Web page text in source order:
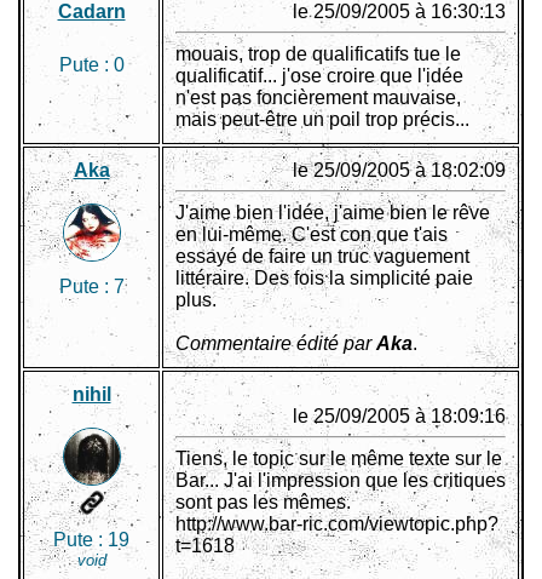
Cadarn
Pute : 0
le 25/09/2005 à 16:30:13
mouais, trop de qualificatifs tue le
qualificatif... j'ose croire que l'idée
n'est pas foncièrement mauvaise,
mais peut-être un poil trop précis...
Aka
Pute : 7
le 25/09/2005 à 18:02:09
J'aime bien l'idée, j'aime bien le rêve
en lui-même. C'est con que t'ais
essayé de faire un truc vaguement
littéraire. Des fois la simplicité paie
plus.
Commentaire édité parAka.
nihil
Pute : 19
void
le 25/09/2005 à 18:09:16
Tiens, le topic sur le même texte sur le
Bar... J'ai l'impression que les critiques
sont pas les mêmes.
http://www.bar-ric.com/viewtopic.php?
t=1618